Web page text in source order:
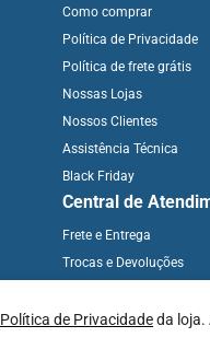
Política de Privacidadeda loja.
Como comprar
Política de Privacidade
Política de frete grátis
Nossas Lojas
Nossos Clientes
Assistência Técnica
Black Friday
Central de
Frete e Entrega
Trocas e Devoluções